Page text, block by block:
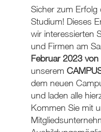
Sicher zum Erfolg
Studium! Dieses
wir interessierten
und Firmen am
Februar 2023
unserem
dem neuen
und laden alle
Kommen Sie mit